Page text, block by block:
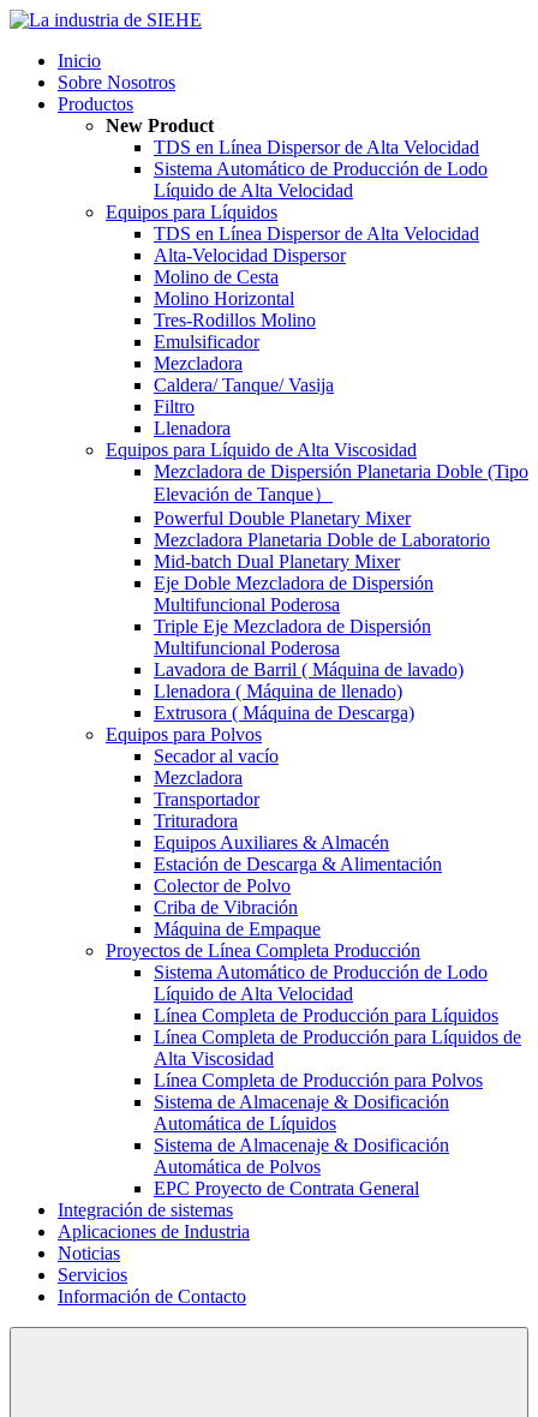
Inicio
Sobre Nosotros
Productos
New Product
TDS en Línea Dispersor de Alta Velocidad
Sistema Automático de Producción de Lodo
Líquido de Alta Velocidad
Equipos para Líquidos
TDS en Línea Dispersor de Alta Velocidad
Alta-Velocidad Dispersor
Molino de Cesta
Molino Horizontal
Tres-Rodillos Molino
Emulsificador
Mezcladora
Caldera/ Tanque/ Vasija
Filtro
Llenadora
Equipos para Líquido de Alta Viscosidad
Mezcladora de Dispersión Planetaria Doble (Tipo
Elevación de Tanque）
Powerful Double Planetary Mixer
Mezcladora Planetaria Doble de Laboratorio
Mid-batch Dual Planetary Mixer
Eje Doble Mezcladora de Dispersión
Multifuncional Poderosa
Triple Eje Mezcladora de Dispersión
Multifuncional Poderosa
Lavadora de Barril ( Máquina de lavado)
Llenadora ( Máquina de llenado)
Extrusora ( Máquina de Descarga)
Equipos para Polvos
Secador al vacío
Mezcladora
Transportador
Trituradora
Equipos Auxiliares & Almacén
Estación de Descarga & Alimentación
Colector de Polvo
Criba de Vibración
Máquina de Empaque
Proyectos de Línea Completa Producción
Sistema Automático de Producción de Lodo
Líquido de Alta Velocidad
Línea Completa de Producción para Líquidos
Línea Completa de Producción para Líquidos de
Alta Viscosidad
Línea Completa de Producción para Polvos
Sistema de Almacenaje & Dosificación
Automática de Líquidos
Sistema de Almacenaje & Dosificación
Automática de Polvos
EPC Proyecto de Contrata General
Integración de sistemas
Aplicaciones de Industria
Noticias
Servicios
Información de Contacto